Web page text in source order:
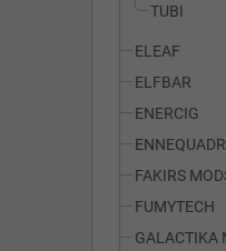
TUBI
ELEAF
ELFBAR
ENERCIG
FAKIRS
FUMYTECH
GALACTIKA